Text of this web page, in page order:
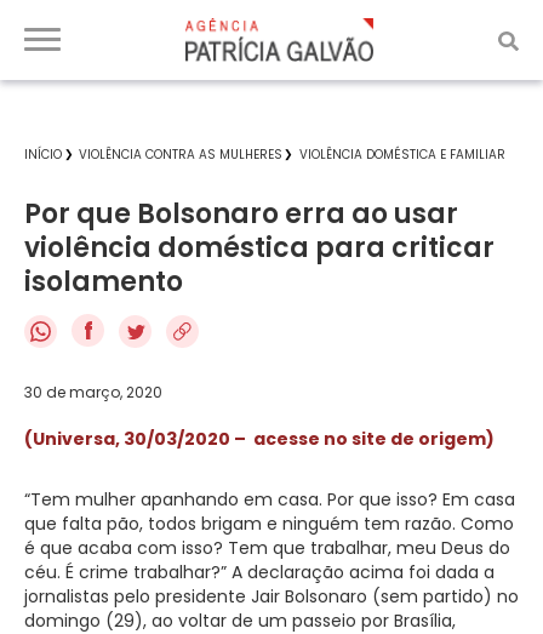
INÍCIO VIOLÊNCIA CONTRA AS MULHERES VIOLÊNCIA DOMÉSTICA E FAMILIAR
Por que Bolsonaro erra ao usar
violência doméstica para criticar
isolamento
f
30 de março, 2020
(Universa, 30/03/2020 – acesse no site de origem)
“Tem mulher apanhando em casa. Por que isso? Em casa
que falta pão, todos brigam e ninguém tem razão. Como
é que acaba com isso? Tem que trabalhar, meu Deus do
céu. É crime trabalhar?” A declaração acima foi dada a
jornalistas pelo presidente Jair Bolsonaro (sem partido) no
domingo (29), ao voltar de um passeio por Brasília,